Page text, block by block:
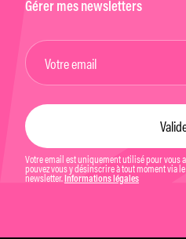
Gérer mes newsletters
Votre email est uniquement utilisé pour vous
pouvez vous y désinscrire à tout moment via
newsletter. Informations légales